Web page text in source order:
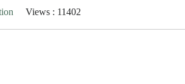
Views : 11402